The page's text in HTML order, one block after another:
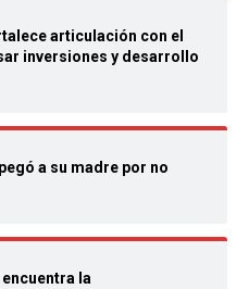
articulación con el
inversiones y desarrollo
a su madre por no
la